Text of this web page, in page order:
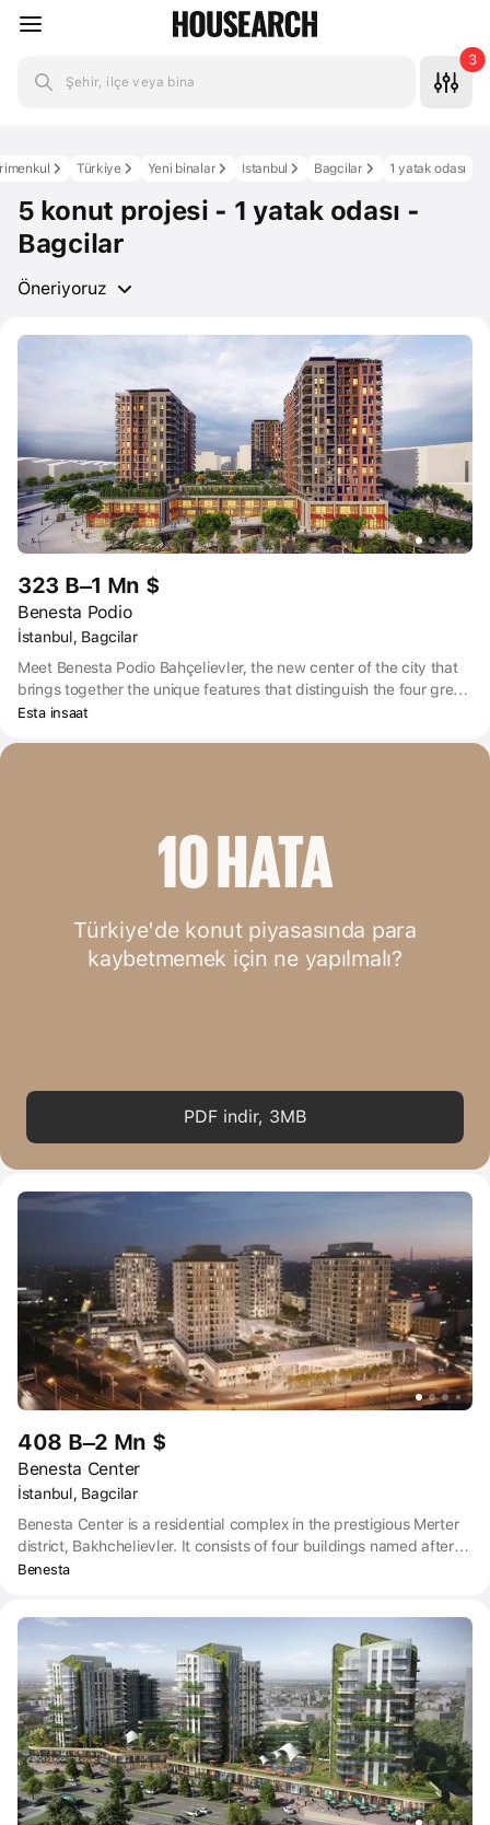
Şehir, ilçe veya bina
3
1 yatak odası
Bagcilar
Istanbul
Yeni binalar
Türkiye
5 konut projesi - 1 yatak odası -
Bagcilar
Öneriyoruz
323 B–1 Mn $
Benesta Podio
İstanbul, Bagcilar
Meet Benesta Podio Bahçelievler, the new center of the city that
brings together the unique features that distinguish the four great
cities of the world.
Esta insaat
10 HATA
Türkiye'de konut piyasasında para
kaybetmemek için ne yapılmalı?
PDF indir, 3MB
408 B–2 Mn $
Benesta Center
İstanbul, Bagcilar
Benesta Center is a residential complex in the prestigious Merter
district, Bakhchelievler. It consists of four buildings named after
world capitals: London, Milan, Paris and Tokyo. The complex is
The safety of residents is also a priority – the project complies
with earthquake resistance standards. The world's leading
architects worked on the project, which ensured its recognition
not only in Turkey, but also in Europe.
Benesta